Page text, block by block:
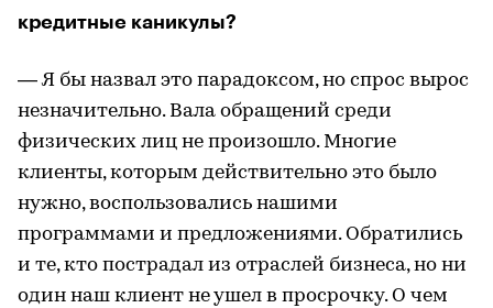
кредитные каникулы?
— Я бы назвал это парадоксом, но спрос вырос
незначительно. Вала обращений среди
физических лиц не произошло. Многие
клиенты, которым действительно это было
нужно, воспользовались нашими
программами и предложениями. Обратились
и те, кто пострадал из отраслей бизнеса, но ни
один наш клиент не ушел в просрочку. О чем